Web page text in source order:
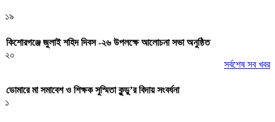
১৯
কিশোরগঞ্জে জুলাই শহিদ দিবস -২৬ উপলক্ষে আলোচনা সভা অনুষ্ঠিত
২০
সর্বশেষ সব খবর
ডোমারে মা সমাবেশ ও শিক্ষক সুস্মিতা কুন্ডু’র বিদায় সংবর্ধনা
১